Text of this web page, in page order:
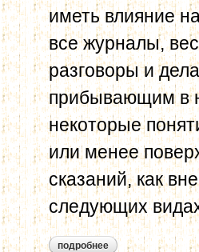
иметь влияние
все журналы,
разговоры и
прибывающим в
некоторые
или менее
сказаний, как
следующих
подробнее о нравственно-